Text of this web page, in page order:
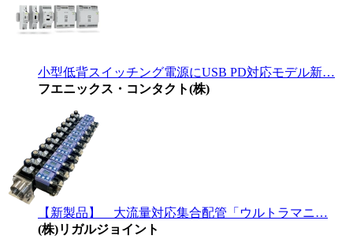
小型低背スイッチング電源にUSB PD対応モデル新…
フエニックス・コンタクト(株)
【新製品】 大流量対応集合配管「ウルトラマニ…
(株)リガルジョイント